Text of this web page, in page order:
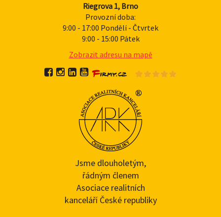
Riegrova 1, Brno
Provozní doba:
9:00 - 17:00 Pondělí - Čtvrtek
9:00 - 15:00 Pátek
Zobrazit adresu na mapě
Jsme dlouholetým,
řádným členem
Asociace realitních
kanceláří České republiky